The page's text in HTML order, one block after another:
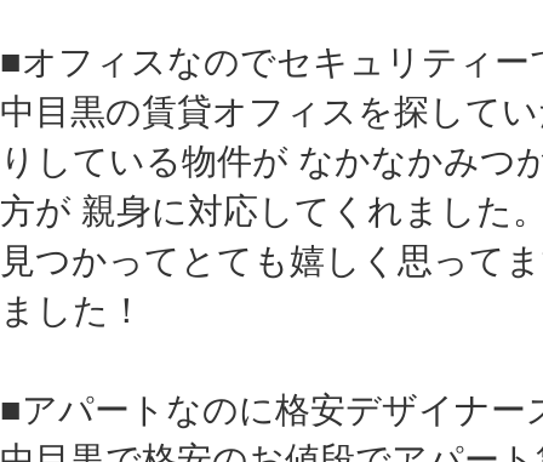
■オフィスなのでセキュリティ
中目黒の賃貸オフィスを探して
りしている物件が なかなかみつ
方が 親身に対応してくれました
見つかってとても嬉しく思って
ました！
■アパートなのに格安デザイナ